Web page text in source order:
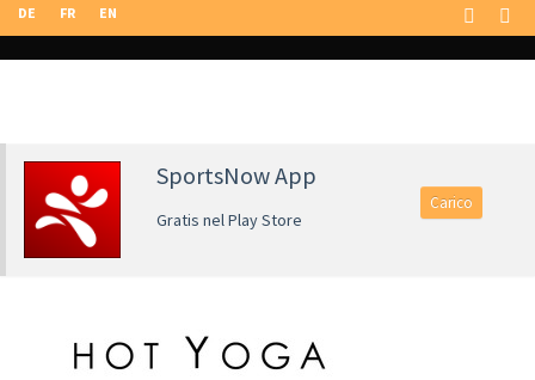
DE FR EN
SportsNow App
Gratis nel Play Store
Carico